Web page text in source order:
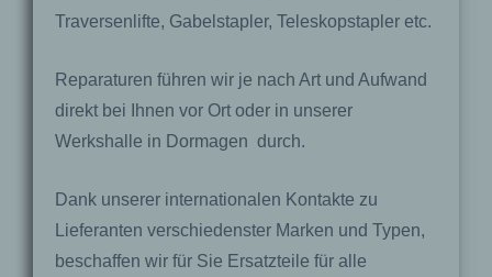
Traversenlifte, Gabelstapler, Teleskopstapler etc.
Reparaturen führen wir je nach Art und Aufwand
direkt bei Ihnen vor Ort oder in unserer
Werkshalle in Dormagen durch.
Dank unserer internationalen Kontakte zu
Lieferanten verschiedenster Marken und Typen,
beschaffen wir für Sie Ersatzteile für alle